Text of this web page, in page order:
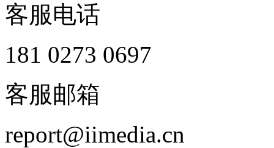
客服电话
181 0273 0697
客服邮箱
report@iimedia.cn